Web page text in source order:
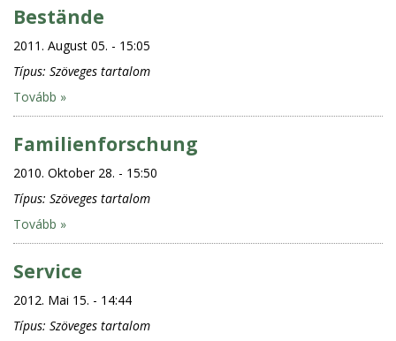
Bestände
2011. August 05. - 15:05
Típus: Szöveges tartalom
Tovább »
Familienforschung
2010. Oktober 28. - 15:50
Típus: Szöveges tartalom
Tovább »
Service
2012. Mai 15. - 14:44
Típus: Szöveges tartalom